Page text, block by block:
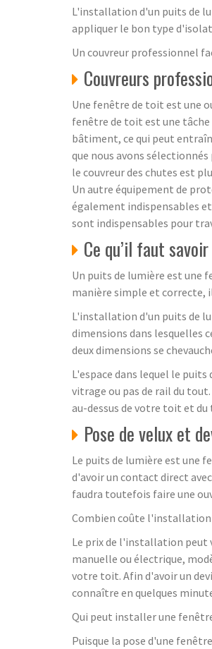
L'installation d'un puits de
appliquer le bon type
Un couvreur professionnel
Couvreurs
Une fenêtre de toit est une
fenêtre de toit est une
bâtiment, ce qui peut
que nous avons
le couvreur des chutes est
Un autre équipement de
également indispensables
sont indispensables pour
Ce qu’il faut
Un puits de lumière est une
manière simple et correcte,
L'installation d'un puits de
dimensions dans lesquelles
deux dimensions se
L'espace dans lequel le
vitrage ou pas de rail du
au-dessus de votre toit et
Pose de velux et
Le puits de lumière est une
d'avoir un contact direct
faudra toutefois faire une
Combien coûte l'installation
Le prix de l'installation peut
manuelle ou électrique,
votre toit. Afin d'avoir un
connaître en quelques
Qui peut installer une
Puisque la pose d'une